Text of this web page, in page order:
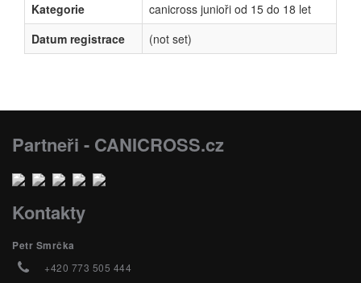
Kategorie
canicross junioři od 15 do 18 let
Datum registrace
(not set)
Partneři - CANICROSS.cz
Kontakty
Petr Smrčka
+420 773 505 444